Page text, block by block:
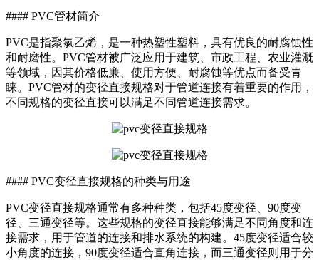
#### PVC管材简介
PVC是指聚氯乙烯，是一种热塑性塑料，具有优良的耐腐蚀性
和耐磨性。PVC管材被广泛应用于建筑、市政工程、农业灌溉
等领域，因其价格低廉、使用方便、耐腐蚀等优点而备受青
睐。PVC管材的变径直接规格对于管道连接有着重要的作用，
不同规格的变径直接可以满足不同管道连接需求。
#### PVC变径直接规格的种类与用途
PVC变径直接规格通常有多种种类，包括45度变径、90度变
径、三通变径等。这些规格的变径直接能够满足不同角度和连
接需求，用于管道的连接和排水系统的构建。45度变径适合较
小角度的连接，90度变径适合直角连接，而三通变径则用于分